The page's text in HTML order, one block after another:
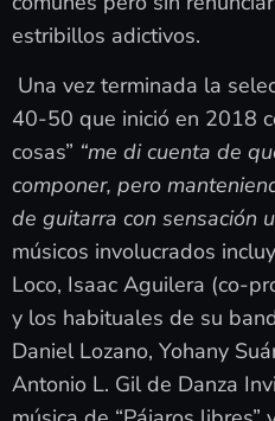
estribillos adictivos.
Una vez terminada la
40-50 que inició en 2018
cosas” “me di cuenta de
componer, pero
de guitarra con sensación
músicos involucrados
Loco, Isaac Aguilera (co-
y los habituales de su
Daniel Lozano, Yohany
Antonio L. Gil de Danza